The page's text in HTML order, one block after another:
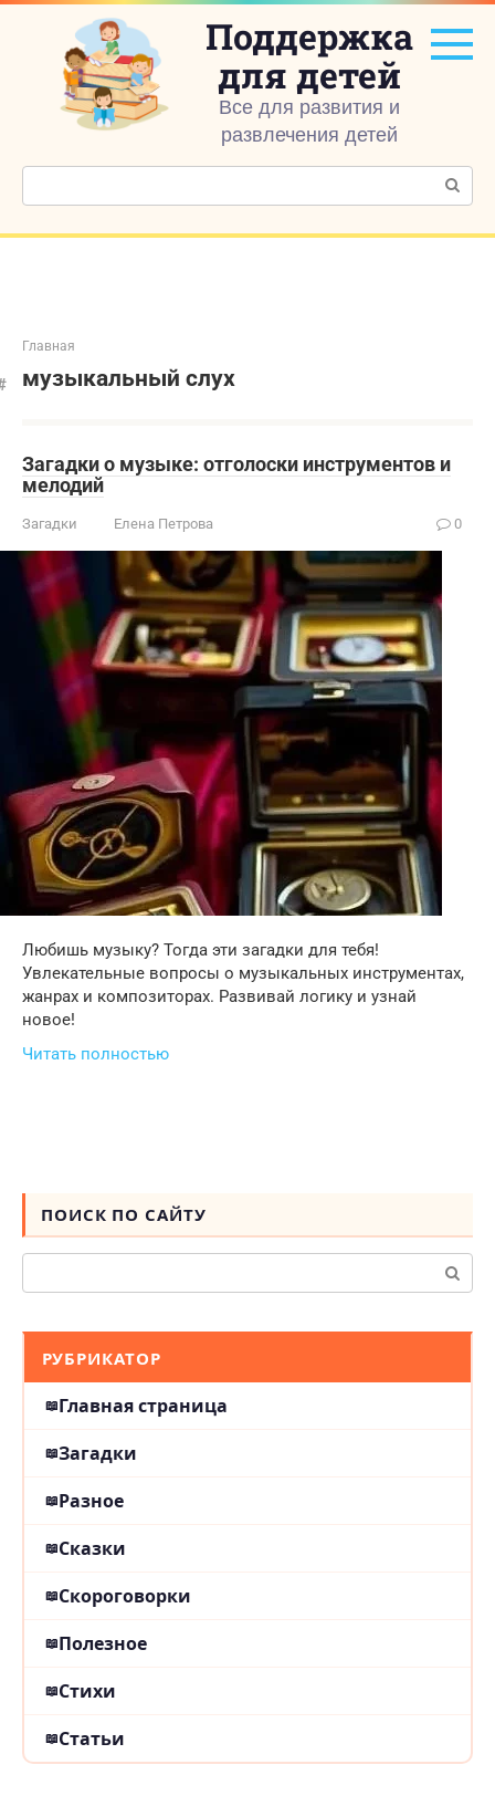
Перейти
контенту
Поддержка
для детей
Все для развития и
развлечения детей
Поиск:
Главная
музыкальный слух
Загадки о музыке: отголоски инструментов и
мелодий
Загадки Елена Петрова 0
Любишь музыку? Тогда эти загадки для тебя!
Увлекательные вопросы о музыкальных инструментах,
жанрах и композиторах. Развивай логику и узнай
новое!
Читать полностью
ПОИСК ПО САЙТУ
РУБРИКАТОР
Главная страница
Загадки
Разное
Сказки
Скороговорки
Полезное
Стихи
Статьи